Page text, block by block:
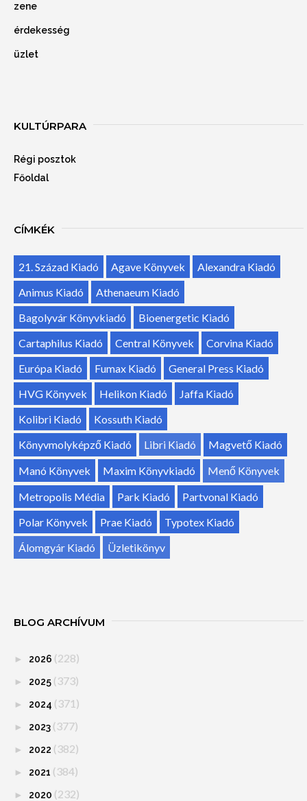
zene
érdekesség
üzlet
KULTÚRPARA
Régi posztok
Főoldal
CÍMKÉK
21. Század Kiadó Agave Könyvek
Alexandra Kiadó
Animus Kiadó
Athenaeum Kiadó
Bagolyvár Könyvkiadó
Bioenergetic Kiadó
Cartaphilus Kiadó
Central Könyvek
Corvina Kiadó
Európa Kiadó
Fumax Kiadó
General Press Kiadó
HVG Könyvek
Helikon Kiadó
Jaffa Kiadó
Kolibri Kiadó
Kossuth Kiadó
Könyvmolyképző Kiadó
Libri Kiadó
Magvető Kiadó
Manó Könyvek
Maxim Könyvkiadó
Menő Könyvek
Metropolis Média
Park Kiadó
Partvonal Kiadó
Polar Könyvek
Prae Kiadó
Typotex Kiadó
Álomgyár Kiadó
Üzletikönyv
BLOG ARCHÍVUM
► 2026 (228)
► 2025 (373)
► 2024 (371)
► 2023 (377)
► 2022 (382)
► 2021 (384)
► 2020 (232)